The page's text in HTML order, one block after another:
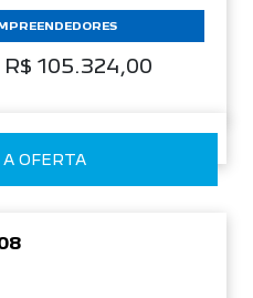
105.324,00
OFERTA